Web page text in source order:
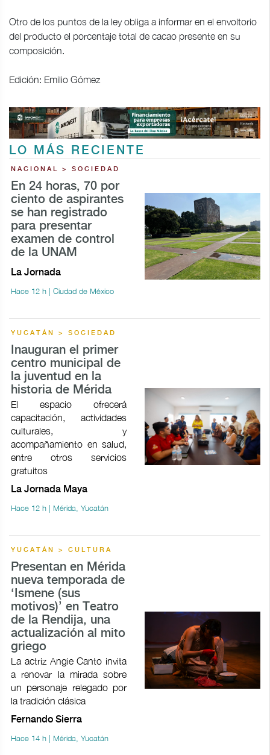
Otro de los puntos de la ley obliga a informar en el envoltorio
del producto el porcentaje total de cacao presente en su
composición.
Edición: Emilio Gómez
LO MÁS RECIENTE
NACIONAL > SOCIEDAD
En 24 horas, 70 por
ciento de aspirantes
se han registrado
para presentar
examen de control
de la UNAM
La Jornada
Hace 12 h | Ciudad de México
YUCATÁN > SOCIEDAD
Inauguran el primer
centro municipal de
la juventud en la
historia de Mérida
El espacio ofrecerá
capacitación, actividades
culturales, y
acompañamiento en salud,
entre otros servicios
gratuitos
La Jornada Maya
Hace 12 h | Mérida, Yucatán
YUCATÁN > CULTURA
Presentan en Mérida
nueva temporada de
‘Ismene (sus
motivos)’ en Teatro
de la Rendija, una
actualización al mito
griego
La actriz Angie Canto invita
a renovar la mirada sobre
un personaje relegado por
la tradición clásica
Fernando Sierra
Hace 14 h | Mérida, Yucatán